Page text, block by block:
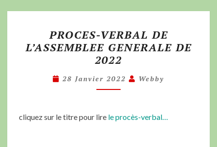
PROCES-VERBAL DE
L’ASSEMBLEE GENERALE DE
2022
28 Janvier 2022 Webby
cliquez sur le titre pour lire le procès-verbal…